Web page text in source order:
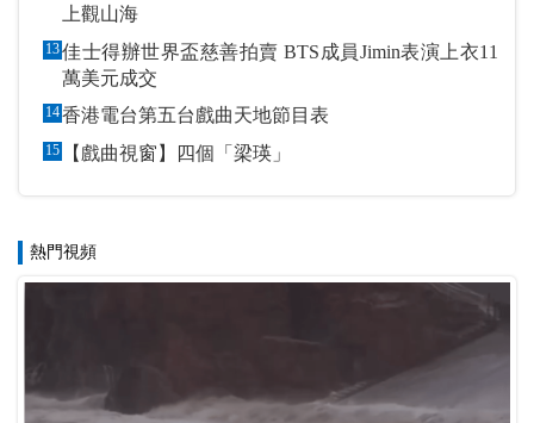
上觀山海
13佳士得辦世界盃慈善拍賣 BTS成員Jimin表演上衣11
萬美元成交
14香港電台第五台戲曲天地節目表
15 【戲曲視窗】四個「梁瑛」
熱門視頻